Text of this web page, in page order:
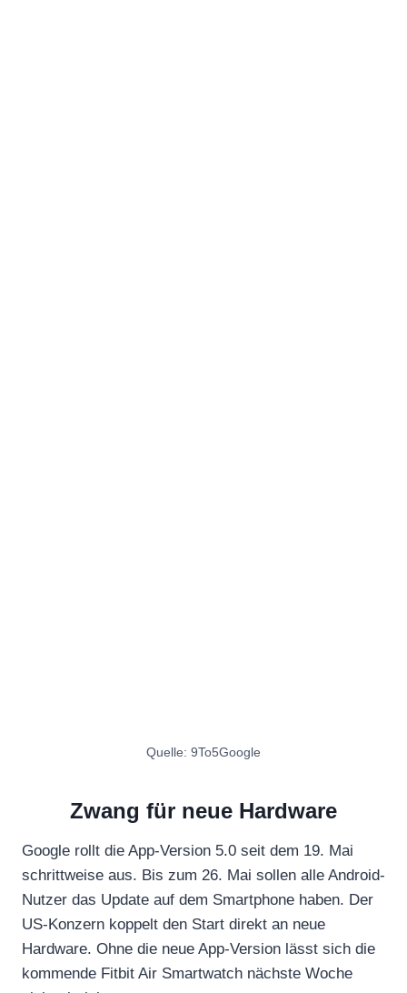
Quelle: 9To5Google
Zwang für neue Hardware
Google rollt die App-Version 5.0 seit dem 19. Mai
schrittweise aus. Bis zum 26. Mai sollen alle Android-
Nutzer das Update auf dem Smartphone haben. Der
US-Konzern koppelt den Start direkt an neue
Hardware. Ohne die neue App-Version lässt sich die
kommende Fitbit Air Smartwatch nächste Woche